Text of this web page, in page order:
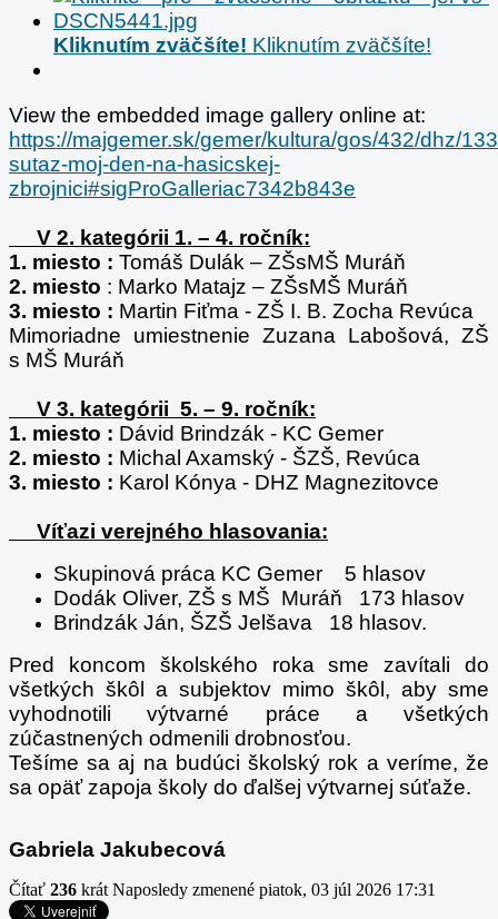
Kliknutím zväčšíte! Kliknutím zväčšíte!
View the embedded image gallery online at:
https://majgemer.sk/gemer/kultura/gos/432/dhz/
sutaz-moj-den-na-hasicskej-
zbrojnici#sigProGalleriac7342b843e
V 2. kategórii 1. – 4. ročník:
1. miesto : Tomáš Dulák – ZŠsMŠ Muráň
2. miesto : Marko Matajz – ZŠsMŠ Muráň
3. miesto : Martin Fiťma - ZŠ I. B. Zocha Revúca
Mimoriadne umiestnenie Zuzana Labošová, ZŠ
s MŠ Muráň
V 3. kategórii 5. – 9. ročník:
1. miesto : Dávid Brindzák - KC Gemer
2. miesto : Michal Axamský - ŠZŠ, Revúca
3. miesto : Karol Kónya - DHZ Magnezitovce
Víťazi verejného hlasovania:
Skupinová práca KC Gemer 5 hlasov
Dodák Oliver, ZŠ s MŠ Muráň 173 hlasov
Brindzák Ján, ŠZŠ Jelšava 18 hlasov.
Pred koncom školského roka sme zavítali do
všetkých škôl a subjektov mimo škôl, aby sme
vyhodnotili výtvarné práce a všetkých
zúčastnených odmenili drobnosťou.
Tešíme sa aj na budúci školský rok a veríme, že
sa opäť zapoja školy do ďalšej výtvarnej súťaže.
Gabriela Jakubecová
Čítať 236 krát Naposledy zmenené piatok, 03 júl 2026 17:31